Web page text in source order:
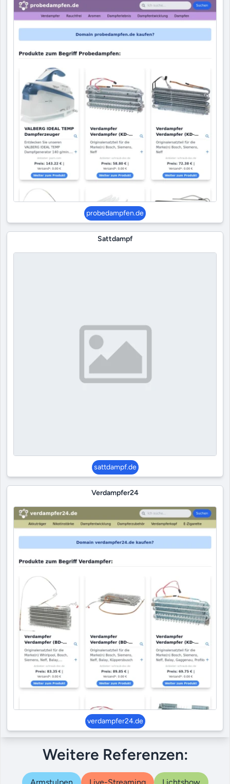
probedampfen.de
Sattdampf
sattdampf.de
Verdampfer24
verdampfer24.de
Weitere Referenzen: